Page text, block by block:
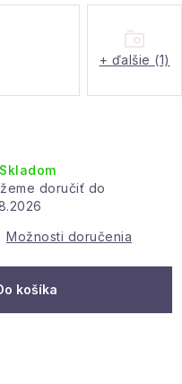
podmienky
O nás
Skladom
Možnosti doručenia
košíka
+ ďalšie (1)